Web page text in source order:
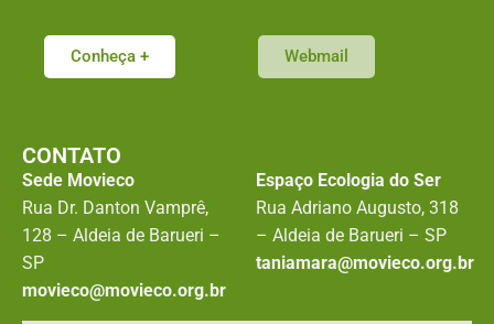
Conheça + Webmail
CONTATO
Sede Movieco
Rua Dr. Danton Vamprê,
128 – Aldeia de Barueri –
SP
movieco@movieco.org.br
Espaço Ecologia do Ser
Rua Adriano Augusto, 318
– Aldeia de Barueri – SP
taniamara@movieco.org.br